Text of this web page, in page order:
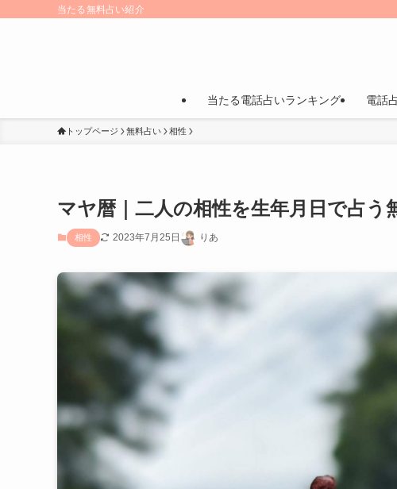
当たる無料占い紹介
当たる電話占いランキング 電話
トップページ 無料占い 相性
マヤ暦｜二人の相性を生年月日で占う
相性 2023年7月25日 りあ